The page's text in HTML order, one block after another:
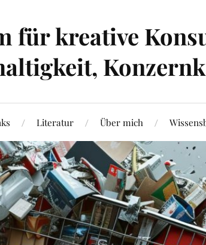
für kreative
Literatur Über mich